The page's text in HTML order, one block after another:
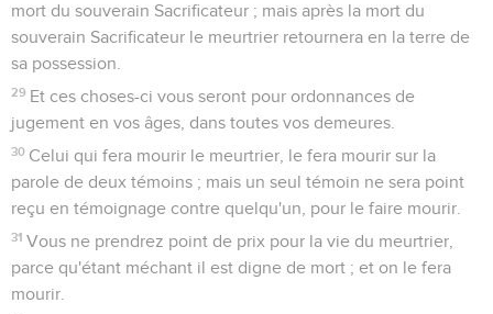
mort du souverain Sacrificateur ; mais après la mort du
souverain Sacrificateur le meurtrier retournera en la terre de
sa possession.
29 Et ces choses-ci vous seront pour ordonnances de
jugement en vos âges, dans toutes vos demeures.
30 Celui qui fera mourir le meurtrier, le fera mourir sur la
parole de deux témoins ; mais un seul témoin ne sera point
reçu en témoignage contre quelqu'un, pour le faire mourir.
31 Vous ne prendrez point de prix pour la vie du meurtrier,
parce qu'étant méchant il est digne de mort ; et on le fera
mourir.